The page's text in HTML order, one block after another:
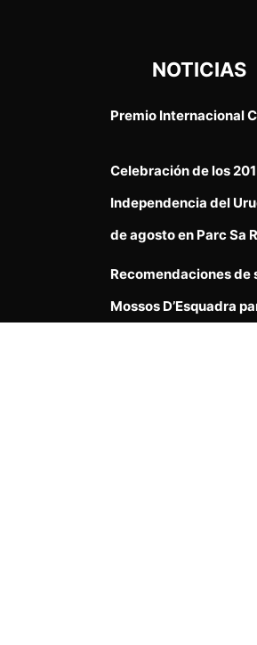
NOTICIAS
Premio Internacional
Celebración de los
Independencia del
de agosto en Parc Sa
Recomendaciones de
Mossos D’Esquadra